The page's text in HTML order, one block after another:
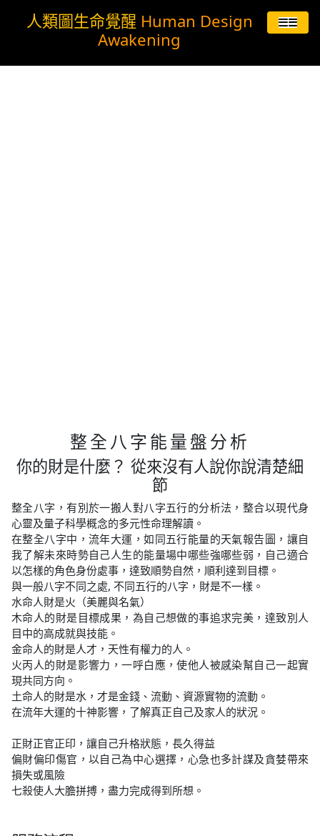
☰
人類圖生命覺醒 Human Design
Awakening
整全八字能量盤分析
你的財是什麼？ 從來沒有人說你說清楚細
節
整全八字，有別於一搬人對八字五行的分析法，整合以現代身
心靈及量子科學概念的多元性命理解讀。
在整全八字中，流年大運，如同五行能量的天氣報告圖，讓自
我了解未來時勢自己人生的能量場中哪些強哪些弱，自己適合
以怎樣的角色身份處事，達致順勢自然，順利達到目標。
與一般八字不同之處, 不同五行的八字，財是不一樣。
水命人財是火（美麗與名氣）
木命人的財是目標成果，為自己想做的事追求完美，達致別人
目中的高成就與技能。
金命人的財是人才，天性有權力的人。
火丙人的財是影響力，一呼白應，使他人被感染幫自己一起實
現共同方向。
土命人的財是水，才是金錢、流動、資源實物的流動。
在流年大運的十神影響，了解真正自己及家人的狀況。
正財正官正印，讓自己升格狀態，長久得益
偏財偏印傷官，以自己為中心選擇，心急也多計謀及貪婪帶來
損失或風險
七殺使人大膽拼搏，盡力完成得到所想。